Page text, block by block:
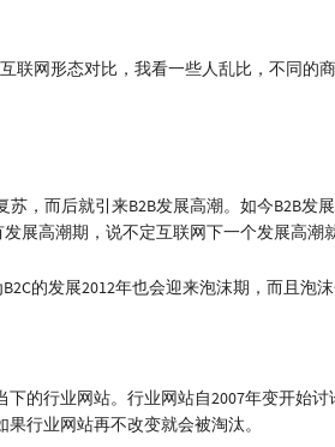
联网形态对比，我看一些人乱比，不同的
苏，而后就引来B2B发展高潮。如今B2B发
展高潮期，说不定互联网下一个发展高潮
的发展2012年也会迎来泡沫期，而且泡沫
的行业网站。行业网站自2007年变开始
行业网站再不改变就会被淘汰。